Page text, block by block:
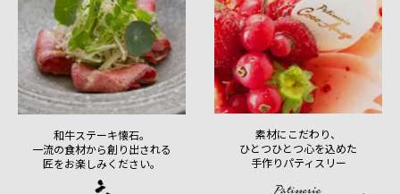
和牛ステーキ懐石。
一流の食材から創り出される
匠をお楽しみください。
素材にこだわり、
ひとつひとつ心を込めた
手作りパティスリー